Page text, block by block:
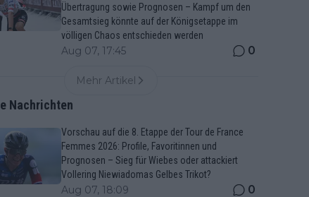
Übertragung sowie Prognosen – Kampf um den
Gesamtsieg könnte auf der Königsetappe im
völligen Chaos entschieden werden
Aug 07, 17:45 0
Mehr Artikel
Nachrichten
Vorschau auf die 8. Etappe der Tour de France
Femmes 2026: Profile, Favoritinnen und
Prognosen – Sieg für Wiebes oder attackiert
Vollering Niewiadomas Gelbes Trikot?
Aug 07, 18:09 0